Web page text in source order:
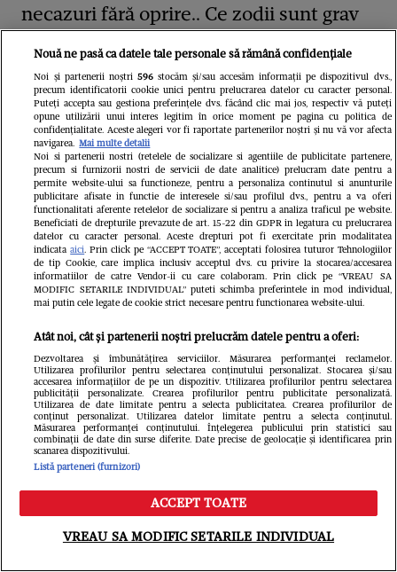
COD NEGRU de la Urania în iulie!
Sărăcie lucie, probleme de sănătate
și necazuri fără oprire.. Ce zodii sunt
grav afectate...
O mai știți pe Romica
Jurca, cea mai cunoscută
care
Meniu Caută
Nouă ne pasă ca datele tale personale să rămână confidențiale
Noi și partenerii noștri 596stocăm și/sau accesăm informații pe dispozitivul dvs.,
precum identificatorii cookie unici pentru prelucrarea datelor cu caracter personal.
Puteți accepta sau gestiona preferințele dvs. făcând clic mai jos, respectiv vă puteți
opune utilizării unui interes legitim în orice moment pe pagina cu politica de
confidențialitate. Aceste alegeri vor fi raportate partenerilor noștri și nu vă vor afecta
navigarea. Mai multe detalii
Noi si partenerii nostri (retelele de socializare si agentiile de publicitate partenere,
precum si furnizorii nostri de servicii de date analitice) prelucram date pentru a
permite website-ului sa functioneze, pentru a personaliza continutul si anunturile
publicitare afisate in functie de interesele si/sau profilul dvs., pentru a va oferi
functionalitati aferente retelelor de socializare si pentru a analiza traficul pe website.
Beneficiati de drepturile prevazute de art. 15-22 din GDPR in legatura cu prelucrarea
datelor cu caracter personal. Aceste drepturi pot fi exercitate prin modalitatea
indicataaici. Prin click pe “ACCEPT TOATE”, acceptati folosirea tuturor Tehnologiilor
de tip Cookie, care implica inclusiv acceptul dvs. cu privire la stocarea/accesarea
informatiilor de catre Vendor-ii cu care colaboram. Prin click pe “VREAU SA
MODIFIC SETARILE INDIVIDUAL” puteti schimba preferintele in mod individual,
mai putin cele legate de cookie strict necesare pentru functionarea website-ului.
Atât noi, cât și partenerii noștri prelucrăm datele pentru a oferi:
Dezvoltarea și îmbunătățirea serviciilor. Măsurarea performanței reclamelor.
Utilizarea profilurilor pentru selectarea conținutului personalizat. Stocarea și/sau
accesarea informațiilor de pe un dispozitiv. Utilizarea profilurilor pentru selectarea
publicității personalizate. Crearea profilurilor pentru publicitate personalizată.
Utilizarea de date limitate pentru a selecta publicitatea. Crearea profilurilor de
conținut personalizat. Utilizarea datelor limitate pentru a selecta conținutul.
Măsurarea performanței conținutului. Înțelegerea publicului prin statistici sau
combinații de date din surse diferite. Date precise de geolocație și identificarea prin
scanarea dispozitivului.
Listă parteneri (furnizori)
ACCEPT TOATE
VREAU SA MODIFIC SETARILE INDIVIDUAL